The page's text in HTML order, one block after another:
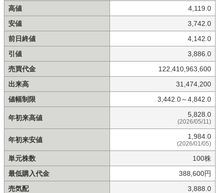
高値
4,119.0
安値
3,742.0
前日終値
4,142.0
引値
3,886.0
売買代金
122,410,963,600
出来高
31,474,200
値幅制限
3,442.0～4,842.0
年初来高値 5,828.0
(2026/05/11)
年初来安値 1,984.0
(2026/01/05)
単元株数
100株
最低購入代金
388,600円
売気配
3,888.0